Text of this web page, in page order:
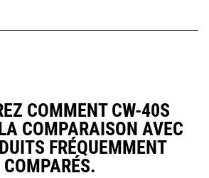
COMMENT CW-40S
COMPARAISON AVEC
FRÉQUEMMENT
COMPARÉS.